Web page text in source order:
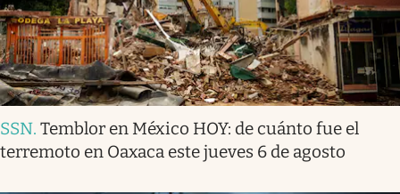
SSN. Temblor en México HOY: de cuánto fue el
terremoto en Oaxaca este jueves 6 de agosto